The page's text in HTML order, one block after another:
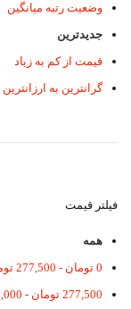
وضعیت رتبه میانگین
جدیدترین
قیمت از کم به زیاد
گرانترین به ارزانترین
فیلتر قیمت
همه
0 تومان -
277,500
277,500 تومان -